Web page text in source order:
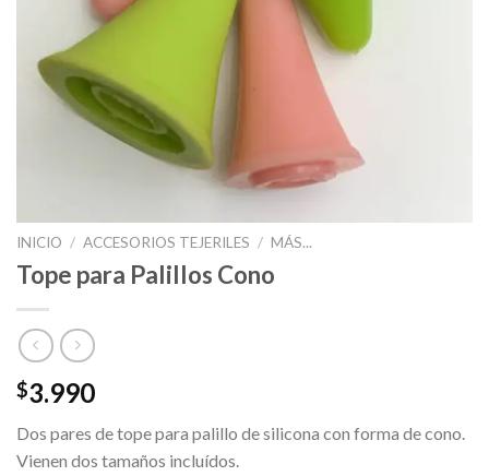
INICIO / ACCESORIOS TEJERILES / MÁS...
Tope para Palillos Cono
$3.990
Dos pares de tope para palillo de silicona con forma de cono.
Vienen dos tamaños incluídos.